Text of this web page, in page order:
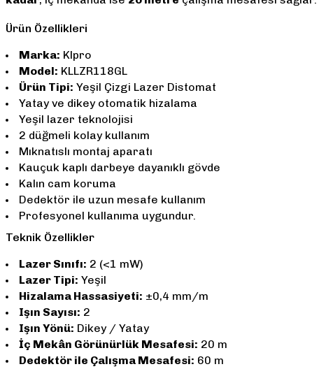
Ürün Özellikleri
Marka: Klpro
Model: KLLZR118GL
Ürün Tipi: Yeşil Çizgi Lazer Distomat
Yatay ve dikey otomatik hizalama
Yeşil lazer teknolojisi
2 düğmeli kolay kullanım
Mıknatıslı montaj aparatı
Kauçuk kaplı darbeye dayanıklı gövde
Kalın cam koruma
Dedektör ile uzun mesafe kullanım
Profesyonel kullanıma uygundur.
Teknik Özellikler
Lazer Sınıfı: 2 (<1 mW)
Lazer Tipi: Yeşil
Hizalama Hassasiyeti: ±0,4 mm/m
Işın Sayısı: 2
Işın Yönü: Dikey / Yatay
İç Mekân Görünürlük Mesafesi: 20 m
Dedektör ile Çalışma Mesafesi: 60 m